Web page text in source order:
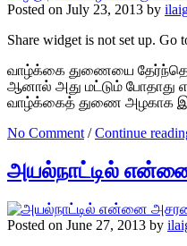
Posted on July 23, 2013 by
Share widget is not set up. Go
வாழ்க்கை துணையை
ஆனால் அது மட்டும் போதாது
வாழ்க்கைத் துணை அழகாக
No Comment /Continue
அயல்நாட்டில்
Posted on June 27, 2013 by